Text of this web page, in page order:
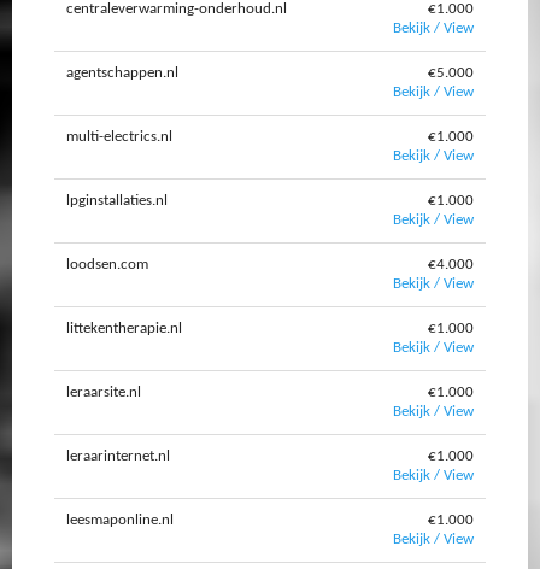
centraleverwarming-onderhoud.nl
€1.000
Bekijk / View
agentschappen.nl
€5.000
Bekijk / View
multi-electrics.nl
€1.000
Bekijk / View
lpginstallaties.nl
€1.000
Bekijk / View
loodsen.com
€4.000
Bekijk / View
littekentherapie.nl
€1.000
Bekijk / View
leraarsite.nl
€1.000
Bekijk / View
leraarinternet.nl
€1.000
Bekijk / View
leesmaponline.nl
€1.000
Bekijk / View